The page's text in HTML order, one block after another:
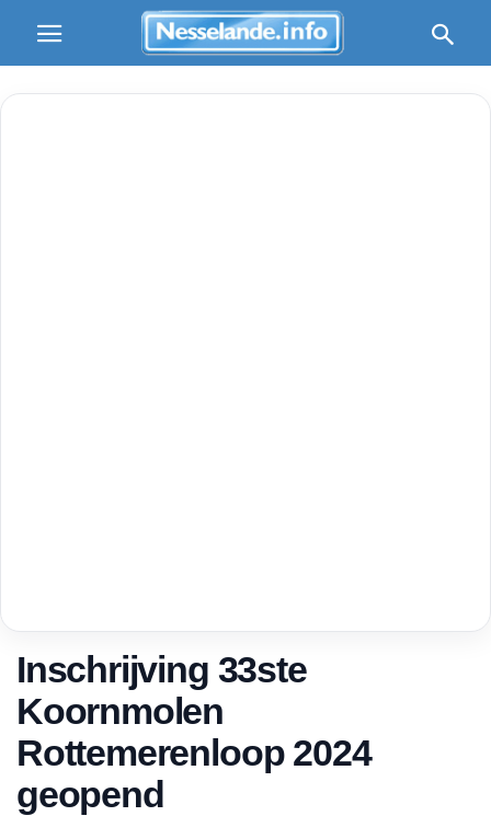
Inschrijving 33ste
Koornmolen
Rottemerenloop 2024
geopend